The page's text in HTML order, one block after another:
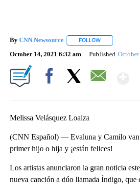
By CNN Newsource FOLLOW
October 14, 2021 6:32 am Published
Melissa Velásquez Loaiza
(CNN Español) — Evaluna y Camilo van
primer hijo o hija y ¡están felices!
Los artistas anunciaron la gran noticia
nueva canción a dúo llamada Índigo, que